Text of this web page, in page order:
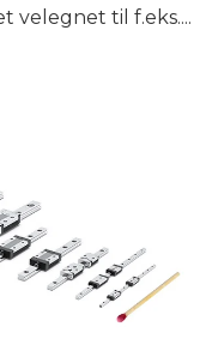
velegnet til f.eks....